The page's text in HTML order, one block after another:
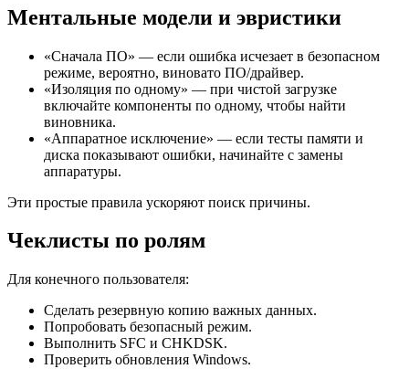
Ментальные модели и эвристики
«Сначала ПО» — если ошибка исчезает в безопасном
режиме, вероятно, виновато ПО/драйвер.
«Изоляция по одному» — при чистой загрузке
включайте компоненты по одному, чтобы найти
виновника.
«Аппаратное исключение» — если тесты памяти и
диска показывают ошибки, начинайте с замены
аппаратуры.
Эти простые правила ускоряют поиск причины.
Чеклисты по ролям
Для конечного пользователя:
Сделать резервную копию важных данных.
Попробовать безопасный режим.
Выполнить SFC и CHKDSK.
Проверить обновления Windows.